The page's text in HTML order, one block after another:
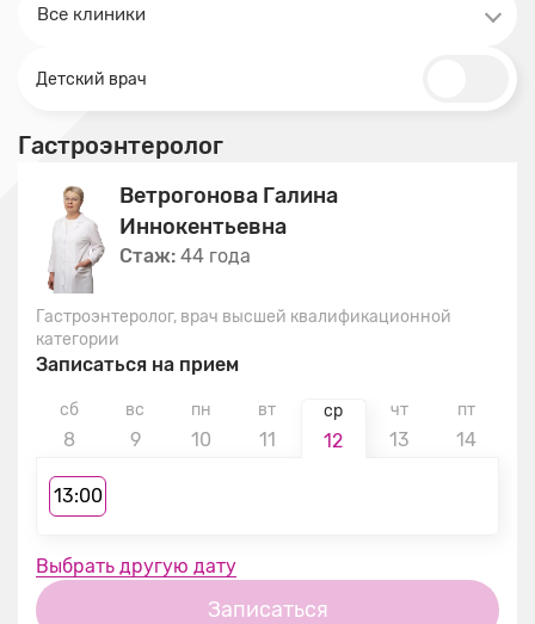
Детский врач
Гастроэнтеролог
Ветрогонова Галина
Иннокентьевна
Стаж: 44 года
Гастроэнтеролог, врач высшей квалификационной
категории
Записаться на прием
сб
8
вс
9
пн
10
вт
11
ср
12
чт
13
пт
14
13:00
Выбрать другую дату
Записаться